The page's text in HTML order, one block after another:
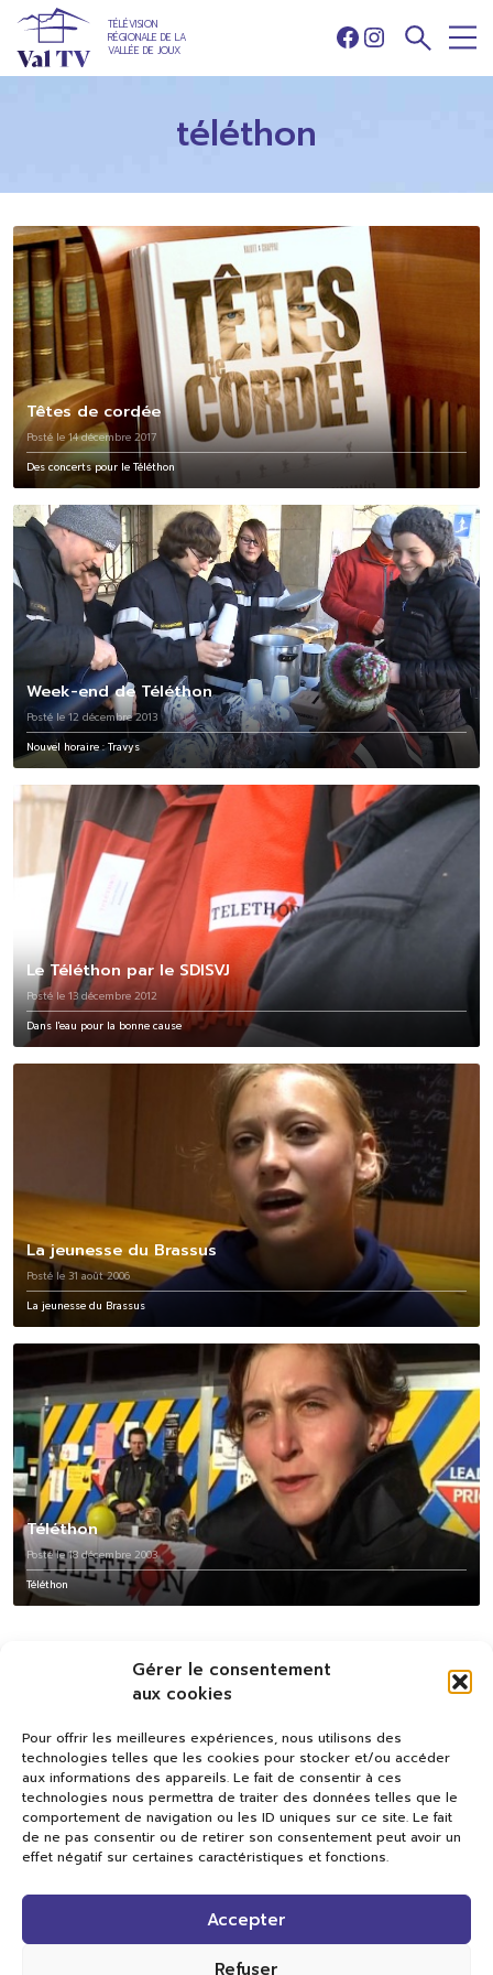
Gérer le consentement
aux cookies
Pour offrir les meilleures expériences, nous utilisons des
technologies telles que les cookies pour stocker et/ou accéder
aux informations des appareils. Le fait de consentir à ces
technologies nous permettra de traiter des données telles que le
comportement de navigation ou les ID uniques sur ce site. Le fait
de ne pas consentir ou de retirer son consentement peut avoir un
effet négatif sur certaines caractéristiques et fonctions.
Accepter
Refuser
TÉLÉVISION
RÉGIONALE DE LA
VALLÉE DE JOUX
Facebook
Instagram
téléthon
Têtes de cordée
Posté le 14 décembre 2017
Des concerts pour le Téléthon
Week-end de Téléthon
Posté le 12 décembre 2013
Nouvel horaire : Travys
Le Téléthon par le SDISVJ
Posté le 13 décembre 2012
Dans l'eau pour la bonne cause
La jeunesse du Brassus
Posté le 31 août 2006
La jeunesse du Brassus
Téléthon
Posté le 18 décembre 2003
Téléthon
Val TV
Centre de Compétences Médias
Rue du Pont-Neuf 24